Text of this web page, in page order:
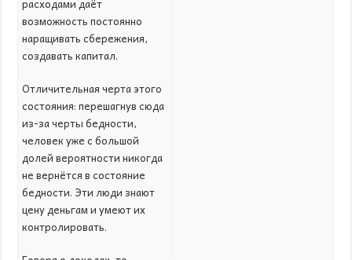
расходами даёт
возможность постоянно
наращивать сбережения,
создавать капитал.
Отличительная черта этого
состояния: перешагнув сюда
из-за черты бедности,
человек уже с большой
долей вероятности никогда
не вернётся в состояние
бедности. Эти люди знают
цену деньгам и умеют их
контролировать.